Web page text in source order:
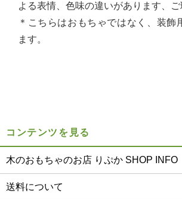
よる表情、色味の違いがあります、ご
＊こちらはおもちゃではなく、装飾
ます。
コンテンツを見る
木のおもちゃのお店 りぷか SHOP INFO
送料について